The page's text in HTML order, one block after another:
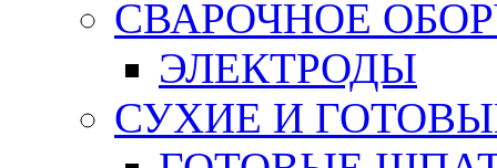
СВАРОЧНОЕ
ЭЛЕКТРОДЫ
СУХИЕ И